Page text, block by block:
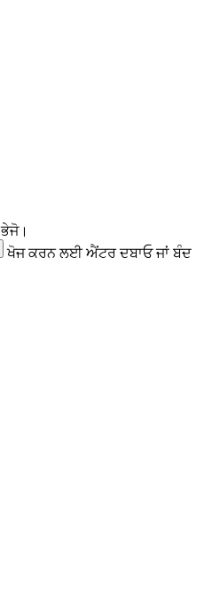
ਖੋਜ ਕਰਨ ਲਈ ਐਂਟਰ ਦਬਾਓ ਜਾਂ ਬੰਦ